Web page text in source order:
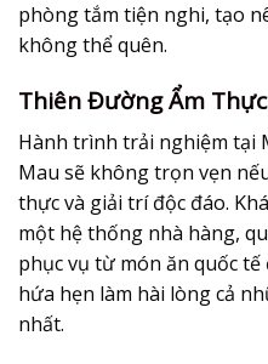
phòng tắm tiện nghi, tạo
không thể quên.
Thiên Đường Ẩm
Hành trình trải nghiệm tại
Mau sẽ không trọn vẹn
thực và giải trí độc đáo.
một hệ thống nhà hàng,
phục vụ từ món ăn quốc
hứa hẹn làm hài lòng cả
nhất.